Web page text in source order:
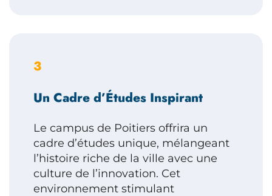
3
Un Cadre d’Études Inspirant
Le campus de Poitiers offrira un
cadre d’études unique, mélangeant
l’histoire riche de la ville avec une
culture de l’innovation. Cet
environnement stimulant